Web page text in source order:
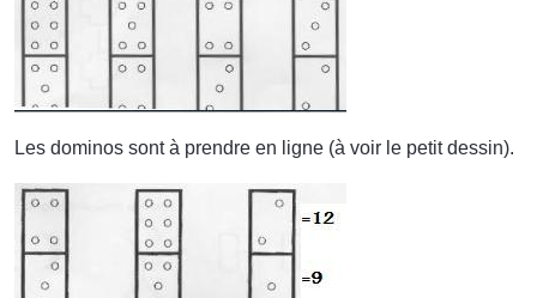
Les dominos sont à prendre en ligne (à voir le petit dessin).